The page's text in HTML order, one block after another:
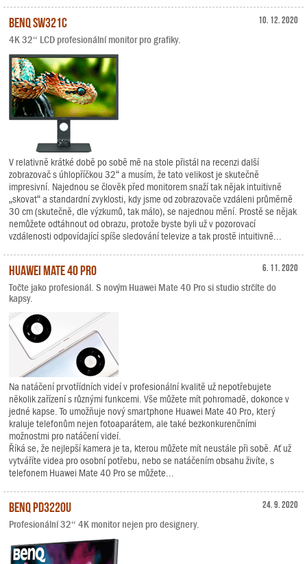
10. 12. 2020
BenQ SW321C
4K 32“ LCD profesionální monitor pro grafiky.
V relativně krátké době po sobě mě na stole přistál na recenzi další
zobrazovač s úhlopříčkou 32“ a musím, že tato velikost je skutečně
impresivní. Najednou se člověk před monitorem snaží tak nějak intuitivně
„skovat“ a standardní zvyklosti, kdy jsme od zobrazovače vzdáleni průměrně
30 cm (skutečně, dle výzkumů, tak málo), se najednou mění. Prostě se nějak
nemůžete odtáhnout od obrazu, protože byste byli už v pozorovací
vzdálenosti odpovídající spíše sledování televize a tak prostě intuitivně...
6. 11. 2020
Huawei Mate 40 Pro
Točte jako profesionál. S novým Huawei Mate 40 Pro si studio strčíte do
kapsy.
Na natáčení prvotřídních videí v profesionální kvalitě už nepotřebujete
několik zařízení s různými funkcemi. Vše můžete mít pohromadě, dokonce v
jedné kapse. To umožňuje nový smartphone Huawei Mate 40 Pro, který
kraluje telefonům nejen fotoaparátem, ale také bezkonkurenčními
možnostmi pro natáčení videí.
Říká se, že nejlepší kamera je ta, kterou můžete mít neustále při sobě. Ať už
vytváříte videa pro osobní potřebu, nebo se natáčením obsahu živíte, s
telefonem Huawei Mate 40 Pro se můžete...
24. 9. 2020
BenQ PD3220U
Profesionální 32“ 4K monitor nejen pro designery.